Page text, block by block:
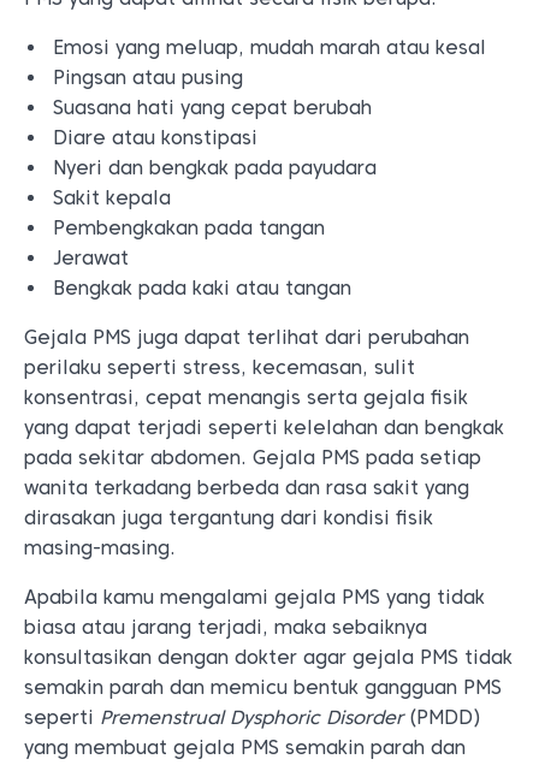
Emosi yang meluap, mudah marah atau kesal
Pingsan atau pusing
Suasana hati yang cepat berubah
Diare atau konstipasi
Nyeri dan bengkak pada payudara
Sakit kepala
Pembengkakan pada tangan
Jerawat
Bengkak pada kaki atau tangan
Gejala PMS juga dapat terlihat dari perubahan
perilaku seperti stress, kecemasan, sulit
konsentrasi, cepat menangis serta gejala fisik
yang dapat terjadi seperti kelelahan dan bengkak
pada sekitar abdomen. Gejala PMS pada setiap
wanita terkadang berbeda dan rasa sakit yang
dirasakan juga tergantung dari kondisi fisik
masing-masing.
Apabila kamu mengalami gejala PMS yang tidak
biasa atau jarang terjadi, maka sebaiknya
konsultasikan dengan dokter agar gejala PMS tidak
semakin parah dan memicu bentuk gangguan PMS
seperti Premenstrual Dysphoric Disorder(PMDD)
yang membuat gejala PMS semakin parah dan